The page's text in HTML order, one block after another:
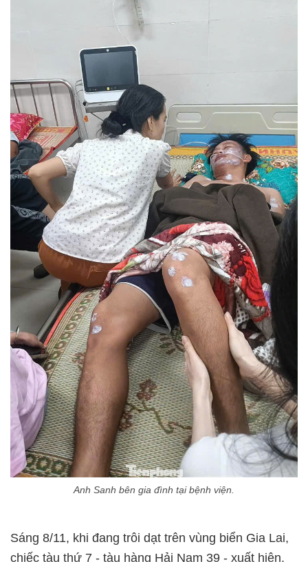
Anh Sanh bên gia đình tại bệnh viện.
Sáng 8/11, khi đang trôi dạt trên vùng biển Gia Lai,
chiếc tàu thứ 7 - tàu hàng Hải Nam 39 - xuất hiện.